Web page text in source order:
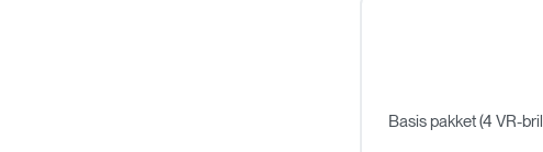
Basis pakket (4 VR-